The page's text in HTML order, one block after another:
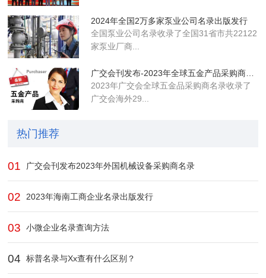
2024年全国2万多家泵业公司名录出版发行
全国泵业公司名录收录了全国31省市共22122
家泵业厂商...
广交会刊发布-2023年全球五金产品采购商名录
2023年广交会全球五金品采购商名录收录了
广交会海外29...
热门推荐
01 广交会刊发布2023年外国机械设备采购商名录
02 2023年海南工商企业名录出版发行
03 小微企业名录查询方法
04 标普名录与Xx查有什么区别？